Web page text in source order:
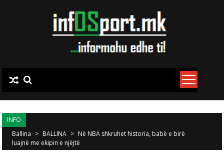
INFO
Ballina > BALLINA > Në NBA shkruhet historia, babë e birë
luajnë me ekipin e njëjtë